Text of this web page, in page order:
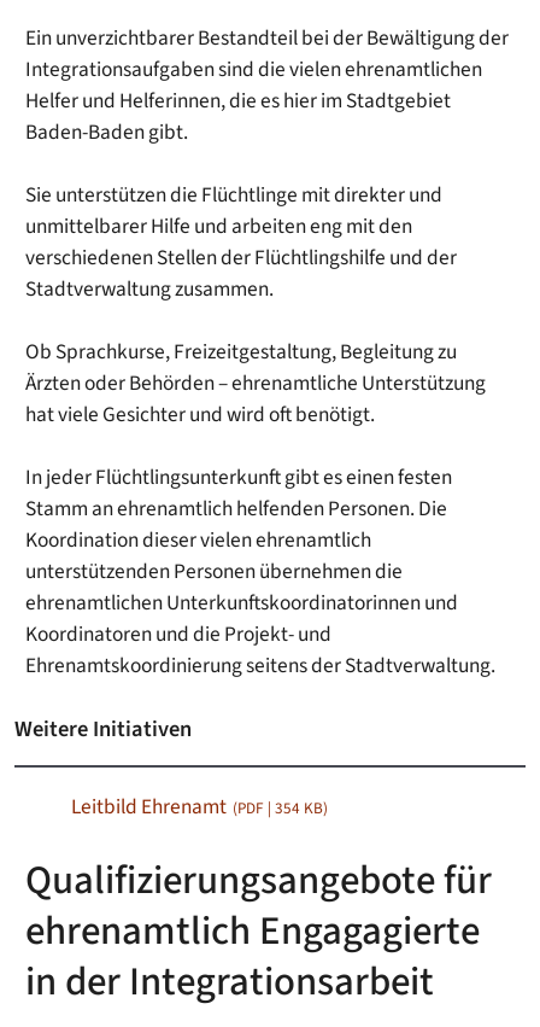
Ein unverzichtbarer Bestandteil bei der Bewältigung der
Integrationsaufgaben sind die vielen ehrenamtlichen
Helfer und Helferinnen, die es hier im Stadtgebiet
Baden-Baden gibt.
Sie unterstützen die Flüchtlinge mit direkter und
unmittelbarer Hilfe und arbeiten eng mit den
verschiedenen Stellen der Flüchtlingshilfe und der
Stadtverwaltung zusammen.
Ob Sprachkurse, Freizeitgestaltung, Begleitung zu
Ärzten oder Behörden – ehrenamtliche Unterstützung
hat viele Gesichter und wird oft benötigt.
In jeder Flüchtlingsunterkunft gibt es einen festen
Stamm an ehrenamtlich helfenden Personen. Die
Koordination dieser vielen ehrenamtlich
unterstützenden Personen übernehmen die
ehrenamtlichen Unterkunftskoordinatorinnen und
Koordinatoren und die Projekt- und
Ehrenamtskoordinierung seitens der Stadtverwaltung.
Weitere Initiativen
Leitbild Ehrenamt (PDF | 354 KB)
Qualifizierungsangebote für
ehrenamtlich Engagagierte
in der Integrationsarbeit